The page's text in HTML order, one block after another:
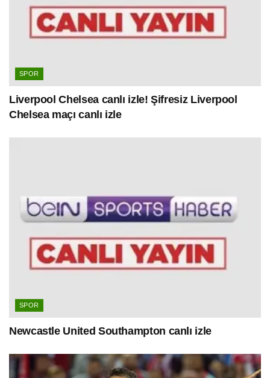
SPOR
Liverpool Chelsea canlı izle! Şifresiz Liverpool
Chelsea maçı canlı izle
SPOR
Newcastle United Southampton canlı izle